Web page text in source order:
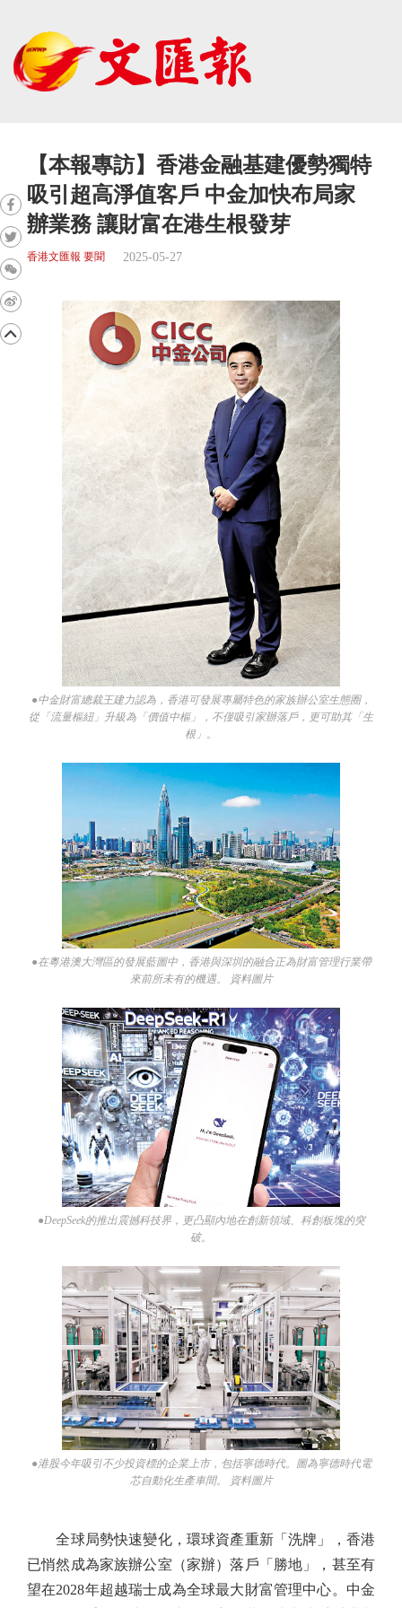
【本報專訪】香港金融基建優勢獨特
吸引超高淨值客戶 中金加快布局家
辦業務 讓財富在港生根發芽
香港文匯報 要聞 2025-05-27
●中金財富總裁王建力認為，香港可發展專屬特色的家族辦公室生態圈，
從「流量樞紐」升級為「價值中樞」，不僅吸引家辦落戶，更可助其「生
根」。
●在粵港澳大灣區的發展藍圖中，香港與深圳的融合正為財富管理行業帶
來前所未有的機遇。 資料圖片
●DeepSeek的推出震撼科技界，更凸顯內地在創新領域、科創板塊的突
破。
●港股今年吸引不少投資標的企業上市，包括寧德時代。圖為寧德時代電
芯自動化生產車間。 資料圖片
全球局勢快速變化，環球資產重新「洗牌」，香港
已悄然成為家族辦公室（家辦）落戶「勝地」，甚至有
望在2028年超越瑞士成為全球最大財富管理中心。中金